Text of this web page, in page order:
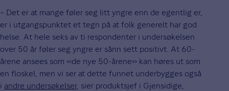
– Det er at mange føler seg litt yngre enn de egentlig er,
er i utgangspunktet et tegn på at folk generelt har god
helse. At hele seks av ti respondenter i undersøkelsen
over 50 år føler seg yngre er sånn sett positivt. At 60-
årene ansees som «de nye 50-årene» kan høres ut som
en floskel, men vi ser at dette funnet underbygges også
i andre undersøkelser, sier produktsjef i Gjensidige,